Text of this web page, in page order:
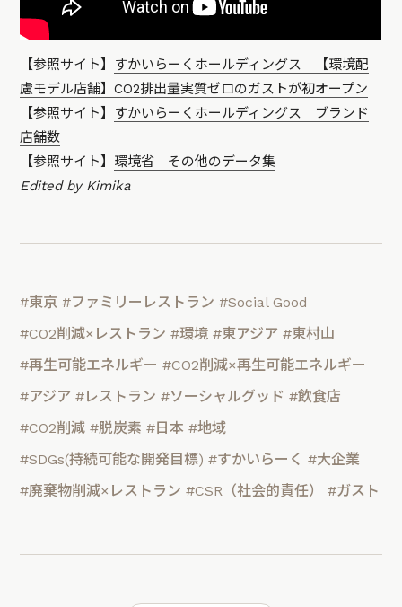
【参照サイト】 すかいらーくホールディングス 【環境配
慮モデル店舗】CO2排出量実質ゼロのガストが初オープン
【参照サイト】 すかいらーくホールディングス ブランド
店舗数
【参照サイト】 環境省 その他のデータ集
Edited by Kimika
#東京 #ファミリーレストラン #Social Good
#CO2削減×レストラン #環境 #東アジア #東村山
#再生可能エネルギー #CO2削減×再生可能エネルギー
#アジア #レストラン #ソーシャルグッド #飲食店
#CO2削減 #脱炭素 #日本 #地域
#SDGs(持続可能な開発目標) #すかいらーく #大企業
#廃棄物削減×レストラン #CSR（社会的責任） #ガスト